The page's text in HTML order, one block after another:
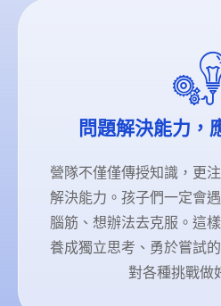
問題解決能力，
營隊不僅僅傳授知識，更
解決能力。孩子們一定會
腦筋、想辦法去克服。這
養成獨立思考、勇於嘗試
對各種挑戰做